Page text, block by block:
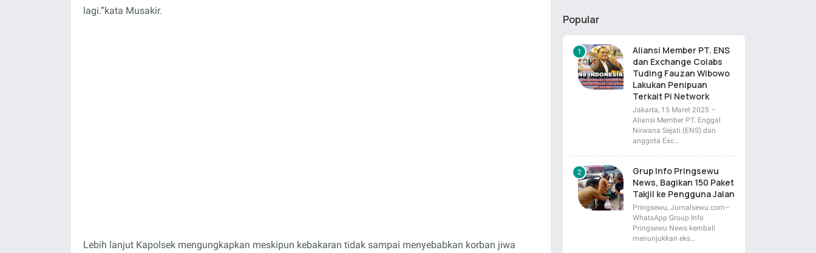
lagi.”kata Musakir.
Lebih lanjut Kapolsek mengungkapkan meskipun kebakaran tidak sampai menyebabkan korban jiwa
Popular
Aliansi Member PT. ENS
dan Exchange Colabs
Tuding Fauzan Wibowo
Lakukan Penipuan
Terkait Pi Network
Jakarta, 15 Maret 2025 –
Aliansi Member PT. Enggal
Nirwana Sejati (ENS) dan
anggota Exc…
Grup Info Pringsewu
News, Bagikan 150 Paket
Takjil ke Pengguna Jalan
Pringsewu, Jurnalsewu.com–
WhatsApp Group Info
Pringsewu News kembali
menunjukkan eks…